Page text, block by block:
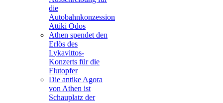
die
Autobahnkonzession
Attiki Odos
Athen spendet den
Erlös des
Lykavittos-
Konzerts für die
Flutopfer
Die antike Agora
von Athen ist
Schauplatz der